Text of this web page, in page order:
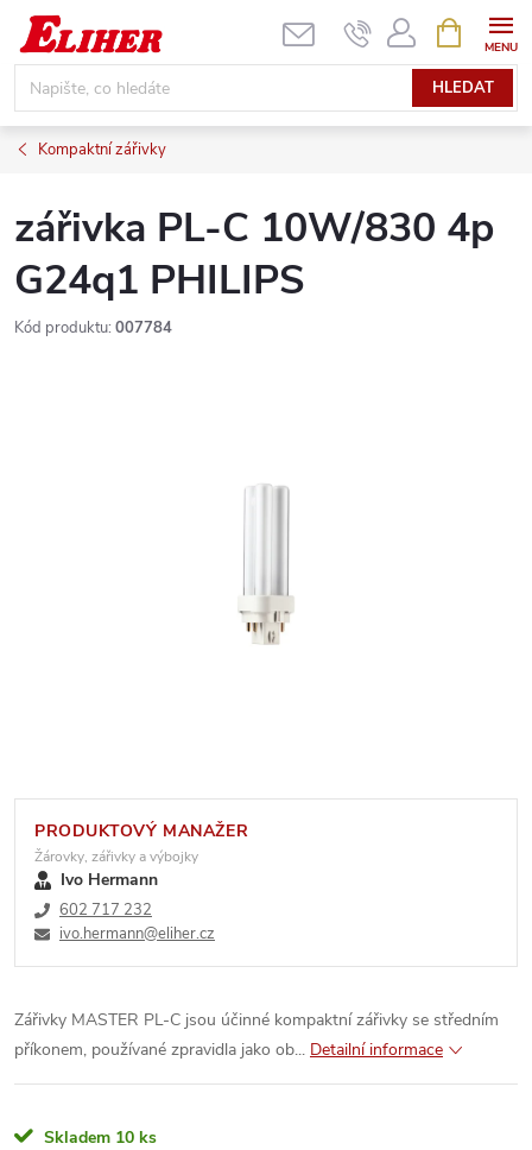
Přejít
obsah
HLEDAT
NÁKUPNÍ
KOŠÍK
Kompaktní zářivky
zářivka PL-C 10W/830 4p
G24q1 PHILIPS
Kód produktu: 007784
PRODUKTOVÝ MANAŽER
Žárovky, zářivky a výbojky
Ivo Hermann
602 717 232
ivo.hermann@eliher.cz
Zářivky MASTER PL-C jsou účinné kompaktní zářivky se středním
příkonem, používané zpravidla jako ob... Detailní informace
Skladem 10 ks